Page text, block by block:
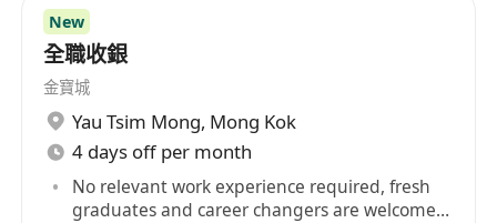
New
全職收銀
金寶城
Yau Tsim Mong, Mong Kok
4 days off per month
No relevant work experience required, fresh
graduates and career changers are welcome